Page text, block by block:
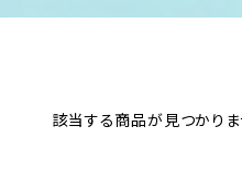
該当する商品が見つかりま